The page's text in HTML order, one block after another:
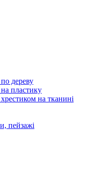
дереву
пластику
на тканині
пейзажі